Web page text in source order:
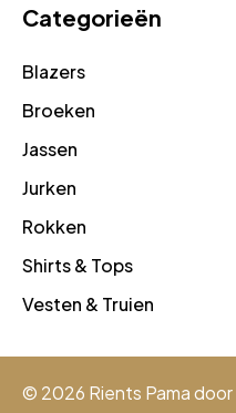
Categorieën
Blazers
Broeken
Jassen
Jurken
Rokken
Shirts & Tops
Vesten & Truien
© 2026 Rients Pama door